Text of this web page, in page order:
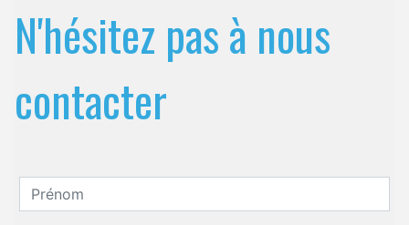
N'hésitez pas à nous
contacter